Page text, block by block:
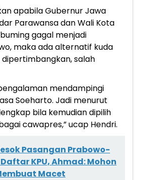
apabila Gubernur Jawa
Parawansa dan Wali Kota
gagal menjadi
maka ada alternatif kuda
salah
mendampingi
Soeharto. Jadi menurut
bila kemudian dipilih
cawapres,” ucap Hendri.
Pasangan Prabowo-
KPU, Ahmad: Mohon
Macet